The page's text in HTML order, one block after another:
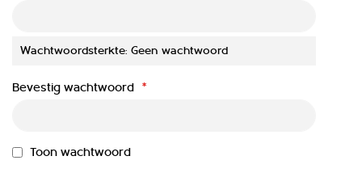
Wachtwoordsterkte: Geen wachtwoord
Bevestig wachtwoord
Toon wachtwoord